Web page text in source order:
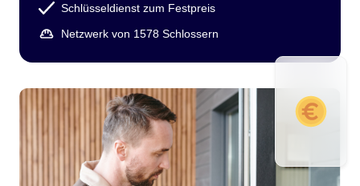
Schlüsseldienst zum Festpreis
Netzwerk von 1578 Schlossern